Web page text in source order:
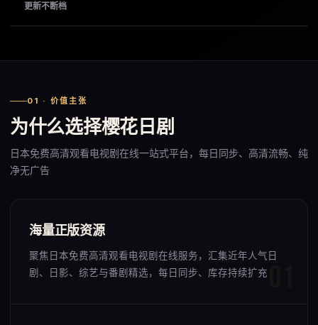
更新不断档
01 · 价值主张
为什么选择樱花日剧
日本免费高清观看电视剧在线一站式平台，每日同步、高清流畅、纯
净无广告
海量正版资源
聚焦日本免费高清观看电视剧在线服务，汇集近年人气日
剧、日影、综艺与番剧精选，每日同步、库存持续扩充